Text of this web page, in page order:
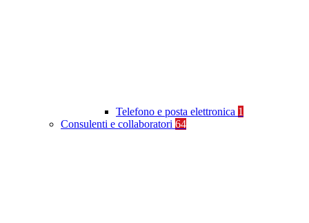
Telefono e posta elettronica 1
Consulenti e collaboratori 64